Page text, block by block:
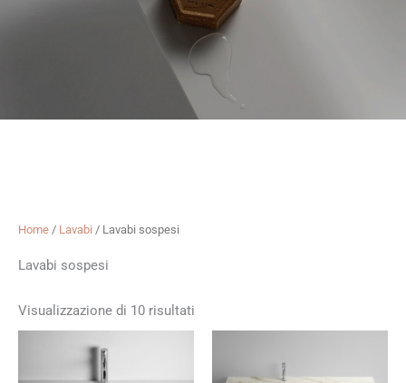
Home / Lavabi / Lavabi sospesi
Lavabi sospesi
Visualizzazione di 10 risultati